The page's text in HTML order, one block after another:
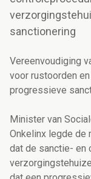
sanctionering
Vereenvoudiging
voor rustoorden
progressieve
Minister van
Onkelinx legde de
dat de sanctie- en